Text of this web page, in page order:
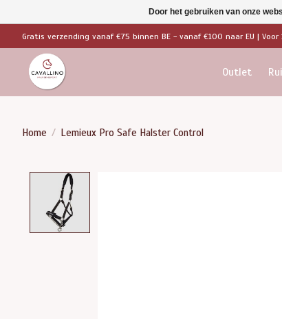
Gratis verzending vanaf €75 binnen BE - vanaf €100 naar EU |
Outlet
Home / Lemieux Pro Safe Halster Control
Door het gebruiken van onze